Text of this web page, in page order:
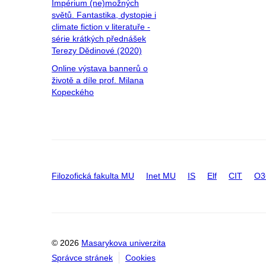
Impérium (ne)možných
světů. Fantastika, dystopie i
climate fiction v literatuře -
série krátkých přednášek
Terezy Dědinové (2020)
Online výstava bannerů o
životě a díle prof. Milana
Kopeckého
Filozofická fakulta MU Inet MU IS Elf CIT
© 2026 Masarykova univerzita
Správce stránek
Cookies